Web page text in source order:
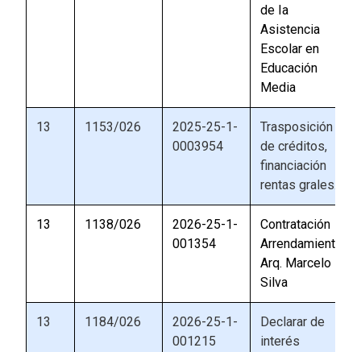
de Ia
Asistencia
Escolar en
Educación
Media
13 1153/026
2025-25-1-
0003954
Trasposición
de créditos,
financiación
rentas grales.
13 1138/026
2026-25-1-
001354
Contratación
Arrendamiento
Arq. Marcelo
Silva
13 1184/026
2026-25-1-
001215
Declarar de
interés